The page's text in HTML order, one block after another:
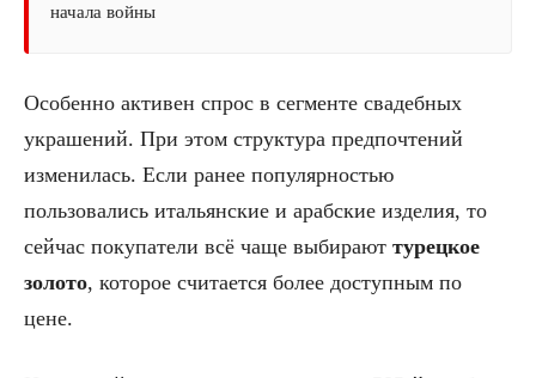
начала войны
Особенно активен спрос в сегменте свадебных
украшений. При этом структура предпочтений
изменилась. Если ранее популярностью
пользовались итальянские и арабские изделия, то
сейчас покупатели всё чаще выбирают турецкое
золото, которое считается более доступным по
цене.